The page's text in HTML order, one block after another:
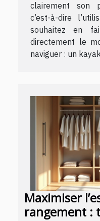
clairement son
c’est-à-dire
souhaitez en
directement le
naviguer : un
Maximiser
rangement :